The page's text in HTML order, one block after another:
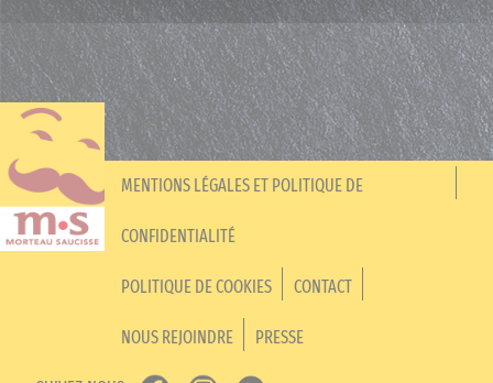
MENTIONS LÉGALES ET POLITIQUE DE
CONFIDENTIALITÉ
POLITIQUE DE COOKIES CONTACT
NOUS REJOINDRE PRESSE